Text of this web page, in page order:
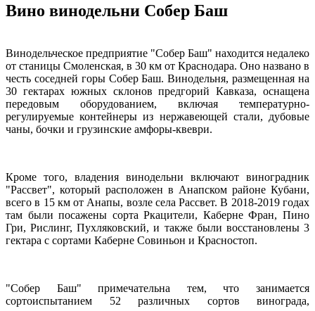
Вино винодельни Собер Баш
Винодельческое предприятие "Собер Баш" находится недалеко
от станицы Смоленская, в 30 км от Краснодара. Оно названо в
честь соседней горы Собер Баш. Винодельня, размещенная на
30 гектарах южных склонов предгорий Кавказа, оснащена
передовым оборудованием, включая температурно-
регулируемые контейнеры из нержавеющей стали, дубовые
чаны, бочки и грузинские амфоры-квеври.
Кроме того, владения винодельни включают виноградник
"Рассвет", который расположен в Анапском районе Кубани,
всего в 15 км от Анапы, возле села Рассвет. В 2018-2019 годах
там были посажены сорта Ркацители, Каберне Фран, Пино
Гри, Рислинг, Пухляковский, и также были восстановлены 3
гектара с сортами Каберне Совиньон и Красностоп.
"Собер Баш" примечательна тем, что занимается
сортоиспытанием 52 различных сортов винограда,